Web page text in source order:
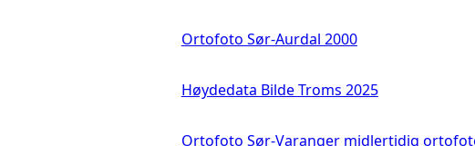
Ortofoto Sør-Aurdal 2000
Høydedata Bilde Troms 2025
Ortofoto Sør-Varanger midlertidig